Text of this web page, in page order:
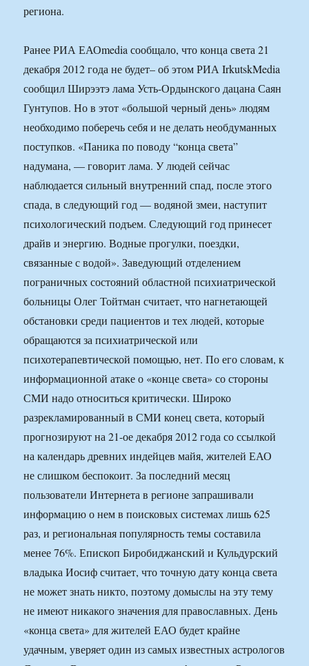
региона.
Ранее РИА ЕАОmedia сообщало, что конца света 21
декабря 2012 года не будет– об этом РИА IrkutskMedia
сообщил Ширээтэ лама Усть-Ордынского дацана Саян
Гунтупов. Но в этот «большой черный день» людям
необходимо поберечь себя и не делать необдуманных
поступков. «Паника по поводу “конца света”
надумана, — говорит лама. У людей сейчас
наблюдается сильный внутренний спад, после этого
спада, в следующий год — водяной змеи, наступит
психологический подъем. Следующий год принесет
драйв и энергию. Водные прогулки, поездки,
связанные с водой». Заведующий отделением
пограничных состояний областной психиатрической
больницы Олег Тойтман считает, что нагнетающей
обстановки среди пациентов и тех людей, которые
обращаются за психиатрической или
психотерапевтической помощью, нет. По его словам, к
информационной атаке о «конце света» со стороны
СМИ надо относиться критически. Широко
разрекламированный в СМИ конец света, который
прогнозируют на 21-ое декабря 2012 года со ссылкой
на календарь древних индейцев майя, жителей ЕАО
не слишком беспокоит. За последний месяц
пользователи Интернета в регионе запрашивали
информацию о нем в поисковых системах лишь 625
раз, и региональная популярность темы составила
менее 76%. Епископ Биробиджанский и Кульдурский
владыка Иосиф считает, что точную дату конца света
не может знать никто, поэтому домыслы на эту тему
не имеют никакого значения для православных. День
«конца света» для жителей ЕАО будет крайне
удачным, уверяет один из самых известных астрологов